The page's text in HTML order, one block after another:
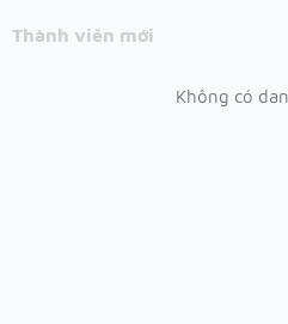
Thành viên mới
Không có